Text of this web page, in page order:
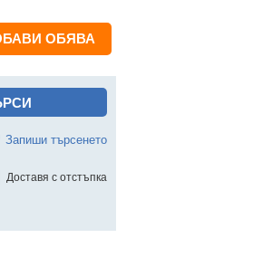
ОБЯВА
Запиши търсенето
Доставя с отстъпка